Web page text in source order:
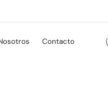
Contacto